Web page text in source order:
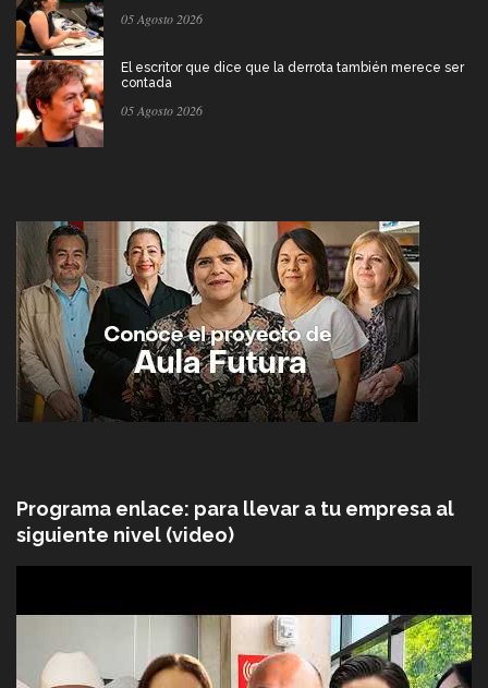
05 Agosto 2026
El escritor que dice que la derrota también merece ser
contada
05 Agosto 2026
Programa enlace: para llevar a tu empresa al
siguiente nivel (video)